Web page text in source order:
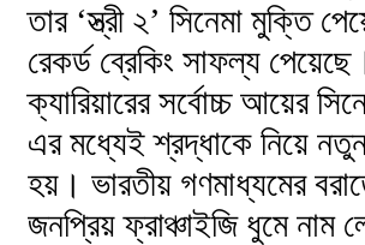
তার ‘স্ত্রী ২’ সিনেমা মুক্তি
রেকর্ড ব্রেকিং সাফল্য
ক্যারিয়ারের সর্বোচ্চ আয়ের
এর মধ্যেই শ্রদ্ধাকে নিয়ে
হয়। ভারতীয় গণমাধ্যমের
জনপ্রিয় ফ্রাঞ্চাইজি ধুমে নাম